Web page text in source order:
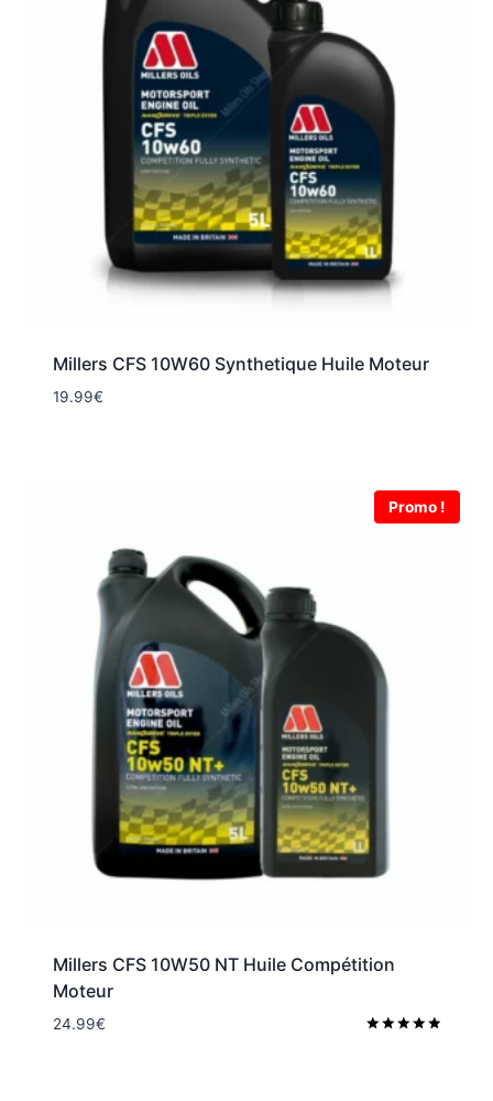
Millers CFS 10W60 Synthetique Huile Moteur
19.99€
Promo !
Millers CFS 10W50 NT Huile Compétition
Moteur
24.99€